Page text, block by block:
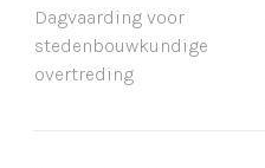
Dagvaarding voor
stedenbouwkundige
overtreding